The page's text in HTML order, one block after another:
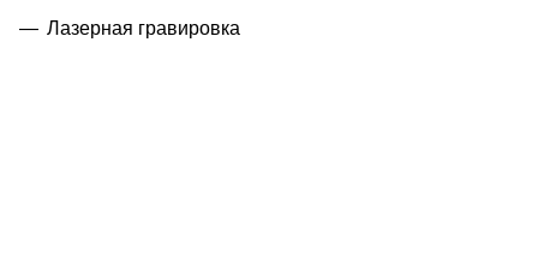
Лазерная гравировка